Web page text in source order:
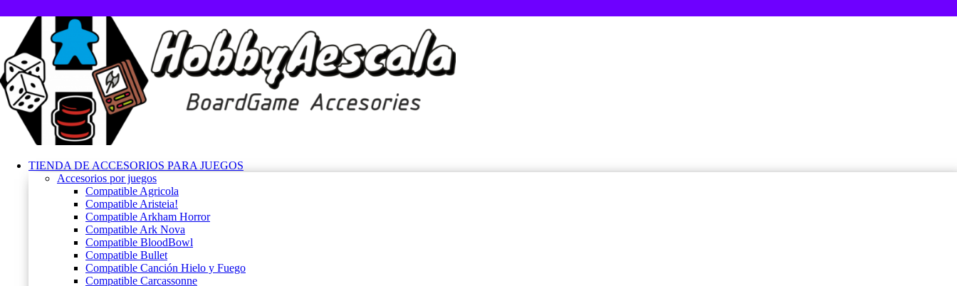
TIENDA DE ACCESORIOS PARA JUEGOS
Accesorios por juegos
Compatible Agricola
Compatible Aristeia!
Compatible Arkham Horror
Compatible Ark Nova
Compatible BloodBowl
Compatible Bullet
Compatible Canción Hielo y Fuego
Compatible Carcassonne